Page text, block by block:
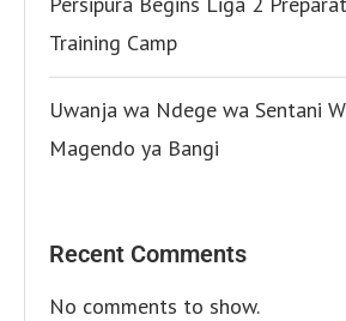
Training Camp
Uwanja wa Ndege wa Sentani
Magendo ya Bangi
Recent Comments
No comments to show.